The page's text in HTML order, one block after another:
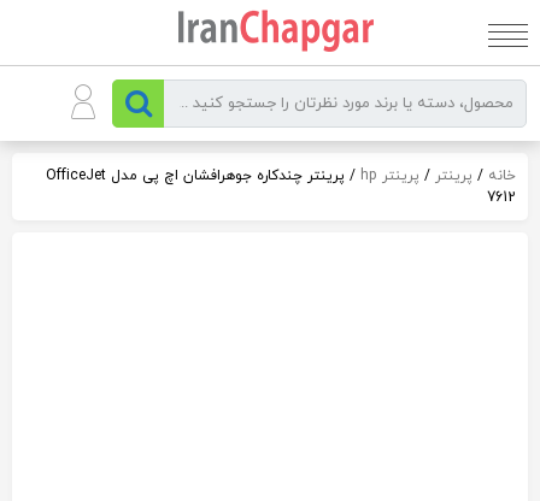
به
خانه / پرینتر / پرینتر hp
/ پرینتر چندکاره جوهرافشان اچ پی مدل OfficeJet
7612